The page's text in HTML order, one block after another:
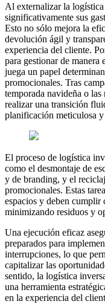
Al externalizar la logística
significativamente sus
Esto no sólo mejora la
devolución ágil y
experiencia del cliente.
para gestionar de manera
juega un papel
promocionales. Tras
temporada navideña o las
realizar una transición
planificación meticulosa y
El proceso de logística
como el desmontaje de
y de branding, y el
promocionales. Estas
espacios y deben cumplir
minimizando residuos y
Una ejecución eficaz
preparados para
interrupciones, lo que
capitalizar las
sentido, la logística
una herramienta
en la experiencia del